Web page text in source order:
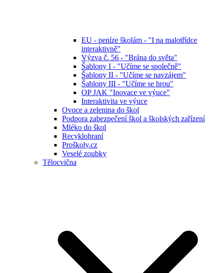
EU - peníze školám - "I na malotřídce
interaktivně"
Výzva č. 56 - "Brána do světa"
Šablony I - "Učíme se společně"
Šablony II - "Učíme se navzájem"
Šablony III - "Učíme se hrou"
OP JAK "Inovace ve výuce"
Interaktivita ve výuce
Ovoce a zelenina do škol
Podpora zabezpečení škol a školských zařízení
Mléko do škol
Recyklohraní
Proškoly.cz
Veselé zoubky
Tělocvična